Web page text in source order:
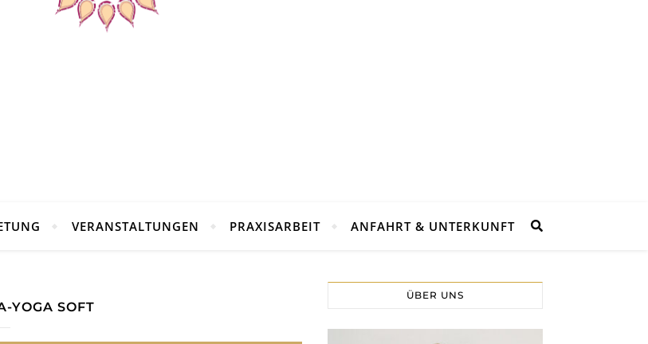
VERANSTALTUNGEN PRAXISARBEIT ANFAHRT & UNTERKUNFT
YOGA SOFT
ÜBER UNS